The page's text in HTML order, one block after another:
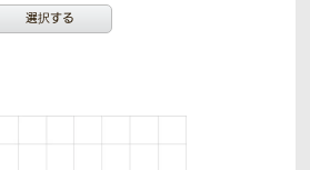
選択する